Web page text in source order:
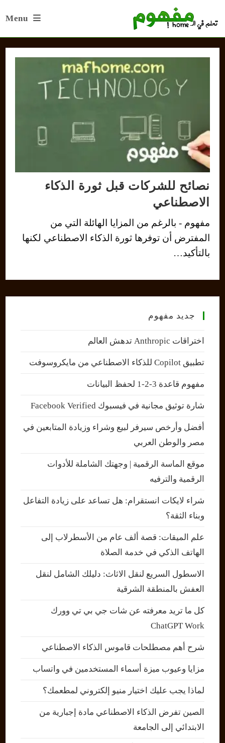
Menu
نصائح للشركات قبل ثورة الذكاء
الاصطناعي
مفهوم - بالرغم من المزايا الهائلة التي من
المفترض أن توفرها ثورة الذكاء الاصطناعي لكنها
بالتأكيد…
جديد مفهوم
اختراقات Anthropic تدهش العالم
تطبيق Copilot للذكاء الاصطناعي من مايكروسوفت
مفهوم قاعدة 3-2-1 لحفظ البيانات
شارة توثيق مجانية في فيسبوك Facebook Verified
أفضل وأرخص سيرفر لبيع وشراء وزيادة المتابعين في
مصر والوطن العربي
موقع الماسة الرقمية | وجهتك الشاملة للأدوات
الرقمية والترفيه
شراء لايكات انستقرام: هل تساعد على زيادة التفاعل
وبناء الثقة؟
علم الميقات: قصة ألف عام من الأسطرلاب إلى
الهاتف الذكي في خدمة الصلاة
الاسطول السريع لنقل الاثاث: دليلك الشامل لنقل
العفش بالمنطقة الشرقية
كل ما تريد معرفته عن شات جي بي تي وورك
ChatGPT Work
شرح أهم مصطلحات قاموس الذكاء الاصطناعي
مزايا وعيوب ميزة أسماء المستخدمين في واتساب
لماذا يجب عليك اختيار منيو إلكتروني لمطعمك؟
الصين تفرض الذكاء الاصطناعي مادة إجبارية من
الابتدائي إلى الجامعة